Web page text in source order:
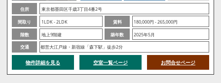
住所
東京都墨田区千歳3丁目4番2号
間取り
1LDK - 2LDK 賃料
180,000円 - 265,000円
階数
地上9階建 築年数
2025年5月
交通
都営大江戸線・新宿線「森下駅」徒歩2分
物件詳細を見る 空室一覧ページ お問合せページ